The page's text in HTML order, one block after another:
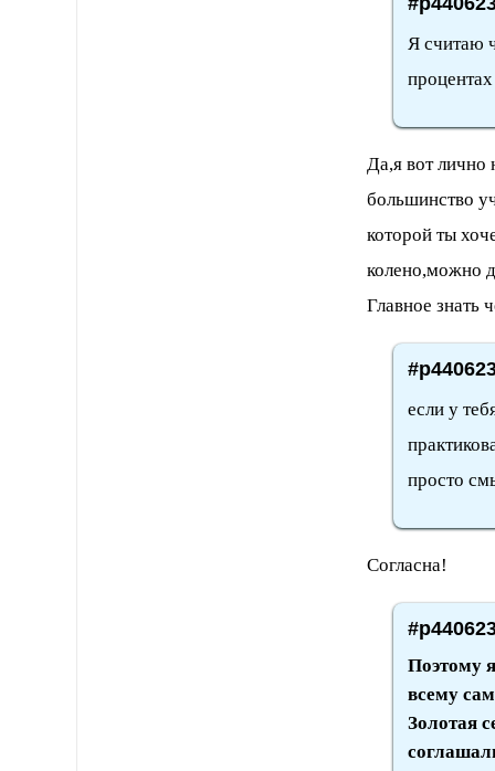
Я считаю
Да,я вот лично
большинство
которой ты
колено,можно
Главное знать
если у
просто
Согласна!
Поэтому
всему
Золотая